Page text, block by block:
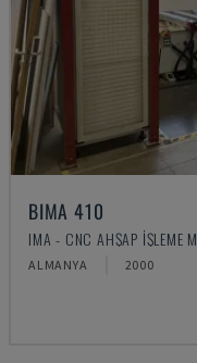
BIMA 410
IMA - CNC AHŞAP İŞLEME
ALMANYA 2000